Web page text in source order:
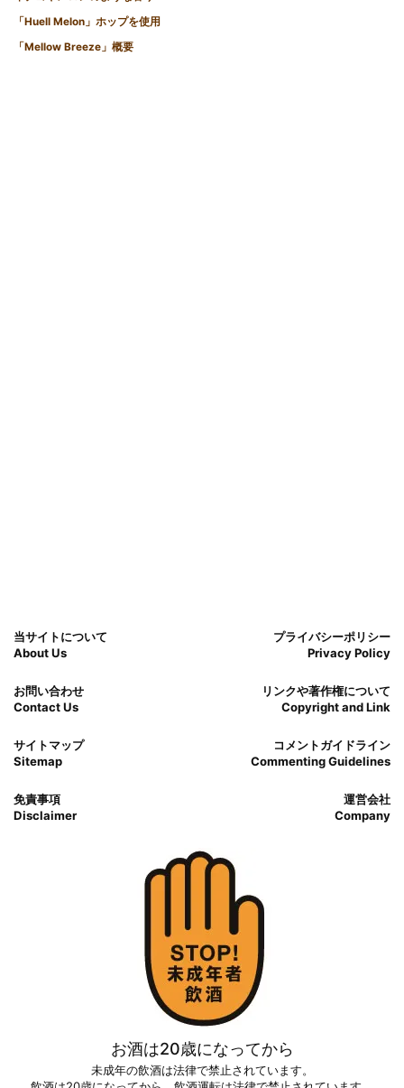
「Huell Melon」ホップを使用
「Mellow Breeze」概要
当サイトについて
About Us
プライバシーポリシー
Privacy Policy
お問い合わせ
Contact Us
リンクや著作権について
Copyright and Link
サイトマップ
Sitemap
コメントガイドライン
Commenting Guidelines
免責事項
Disclaimer
運営会社
Company
お酒は20歳になってから
未成年の飲酒は法律で禁止されています。